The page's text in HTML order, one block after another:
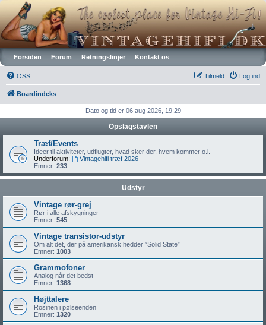
Vintagehifi.dk
Forsiden Forum Retningslinjer Kontakt os
OSS Log ind
Tilmeld
Boardindeks
Dato og tid er 06 aug 2026, 19:29
Opslagstavlen
Træf/Events
Ideer til aktiviteter, udflugter, hvad sker der, hvem kommer o.l.
Underforum:
Vintagehifi træf 2026
Emner: 233
Udstyr
Vintage rør-grej
Rør i alle afskygninger
Emner: 545
Vintage transistor-udstyr
Om alt det, der på amerikansk hedder ”Solid State”
Emner: 1003
Grammofoner
Analog når det bedst
Emner: 1368
Højttalere
Rosinen i pølseenden
Emner: 1320